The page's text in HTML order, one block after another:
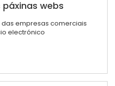
webs
empresas comerciais
electrónico